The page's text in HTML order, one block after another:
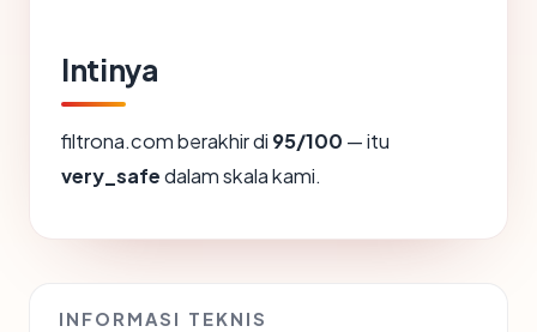
Intinya
filtrona.com berakhir di 95/100 — itu
very_safedalam skala kami.
INFORMASI TEKNIS